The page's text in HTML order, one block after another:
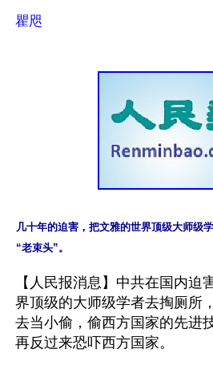
瞿咫
几十年的迫害，把文雅的世界顶级大师级
“老束头”。
【人民报消息】中共在国内迫
界顶级的大师级学者去掏厕所
去当小偷，偷西方国家的先进
再反过来恐吓西方国家。